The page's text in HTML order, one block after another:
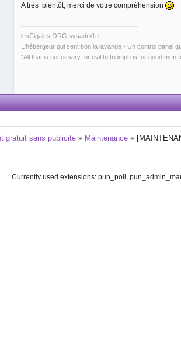
A très bientôt, merci de votre compréhension
lesCigales.ORG sysadm1n
L'hébergeur qui sent bon la lavande - Un control panel
"All that is necessary for evil to triumph is for good men
gratuit sans publicité » Maintenance »
Currently used extensions: pun_poll,